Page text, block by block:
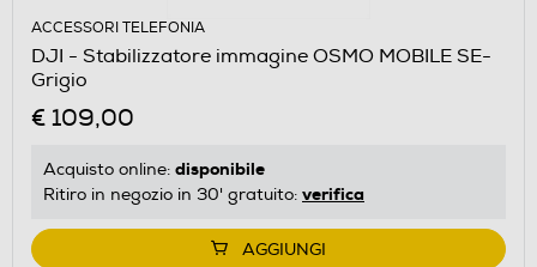
ACCESSORI TELEFONIA
DJI - Stabilizzatore immagine OSMO MOBILE SE-
Grigio
€ 109,00
Acquisto online: disponibile
Ritiro in negozio in 30' gratuito: verifica
AGGIUNGI